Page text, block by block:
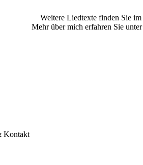
Weitere Liedtexte finden Sie im
Mehr über mich erfahren Sie unter
Kontakt